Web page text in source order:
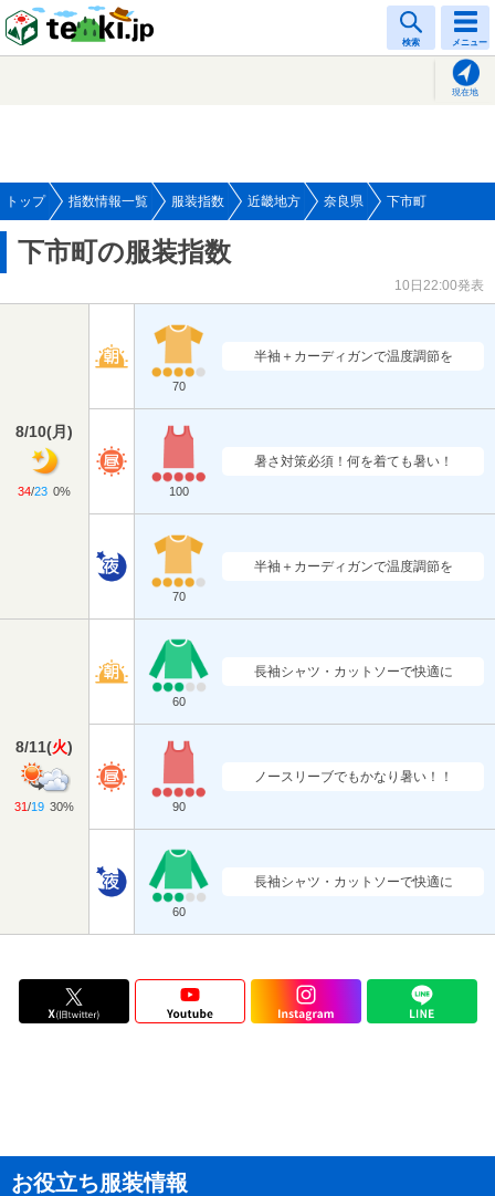
検索 メニュー
現在地
トップ 指数情報一覧 服装指数 近畿地方 奈良県 下市町
下市町の服装指数
10日22:00発表
8/10(月 )
34/23 0%
70
半袖＋カーディガンで温度調節を
100
暑さ対策必須！何を着ても暑い！
70
半袖＋カーディガンで温度調節を
8/11(火)
31/19 30%
60
長袖シャツ・カットソーで快適に
90
ノースリーブでもかなり暑い！！
60
長袖シャツ・カットソーで快適に
お役立ち服装情報